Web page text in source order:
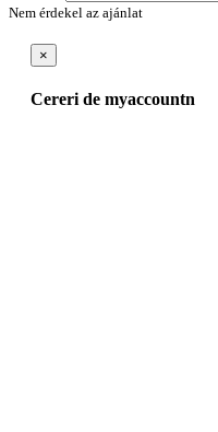
Nem érdekel az ajánlat
×
Cereri de myaccountn